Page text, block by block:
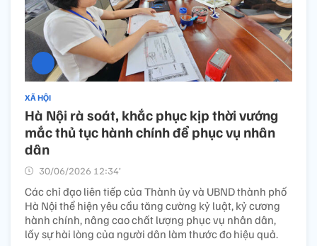
XÃ HỘI
Hà Nội rà soát, khắc phục kịp thời vướng
mắc thủ tục hành chính để phục vụ nhân
dân
30/06/2026 12:34’
Các chỉ đạo liên tiếp của Thành ủy và UBND thành phố
Hà Nội thể hiện yêu cầu tăng cường kỷ luật, kỷ cương
hành chính, nâng cao chất lượng phục vụ nhân dân,
lấy sự hài lòng của người dân làm thước đo hiệu quả.